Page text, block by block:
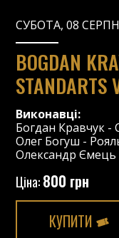
СУБОТА, 08
BOGDAN
STANDARTS
Виконавці:
Богдан Кравчук -
Олег Богуш -
Олександр Ємець
Ціна:800 грн
КУПИТИ